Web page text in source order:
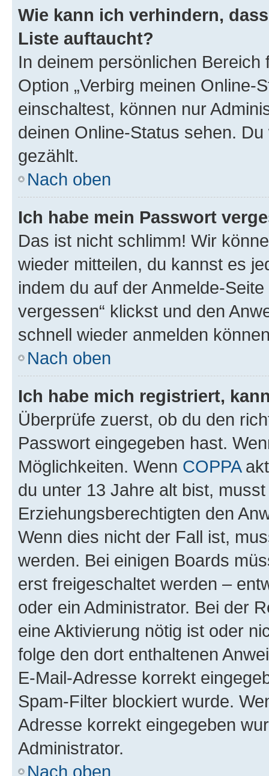
Wie kann ich verhindern,
Liste auftaucht?
In deinem persönlichen
Option „Verbirg meinen Online-
einschaltest, können nur
deinen Online-Status sehen.
gezählt.
Nach oben
Ich habe mein Passwort
Das ist nicht schlimm! Wir
wieder mitteilen, du kannst es
indem du auf der Anmelde-
vergessen“ klickst und den
schnell wieder anmelden
Nach oben
Ich habe mich registriert,
Überprüfe zuerst, ob du den
Passwort eingegeben hast.
Möglichkeiten. Wenn COPPA
du unter 13 Jahre alt bist,
Erziehungsberechtigten den
Wenn dies nicht der Fall ist,
werden. Bei einigen Boards
erst freigeschaltet werden –
oder ein Administrator. Bei der
eine Aktivierung nötig ist oder
folge den dort enthaltenen
E-Mail-Adresse korrekt
Spam-Filter blockiert wurde.
Adresse korrekt eingegeben
Administrator.
Nach oben